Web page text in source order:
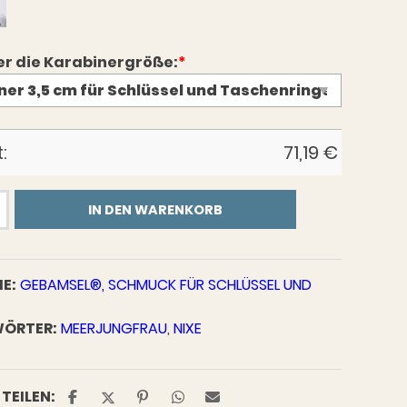
die Karabinergröße:*
71,19 €
IN DEN WARENKORB
GEBAMSEL®, SCHMUCK FÜR SCHLÜSSEL UND
MEERJUNGFRAU, NIXE